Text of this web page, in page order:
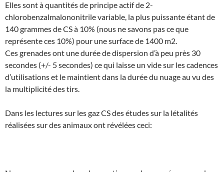
Elles sont à quantités de principe actif de 2-
chlorobenzalmalononitrile variable, la plus puissante étant de
140 grammes de CS à 10% (nous ne savons pas ce que
représente ces 10%) pour une surface de 1400 m2.
Ces grenades ont une durée de dispersion d’à peu près 30
secondes (+/- 5 secondes) ce qui laisse un vide sur les cadences
d’utilisations et le maintient dans la durée du nuage au vu des
la multiplicité des tirs.
Dans les lectures sur les gaz CS des études sur la létalités
réalisées sur des animaux ont révélées ceci: